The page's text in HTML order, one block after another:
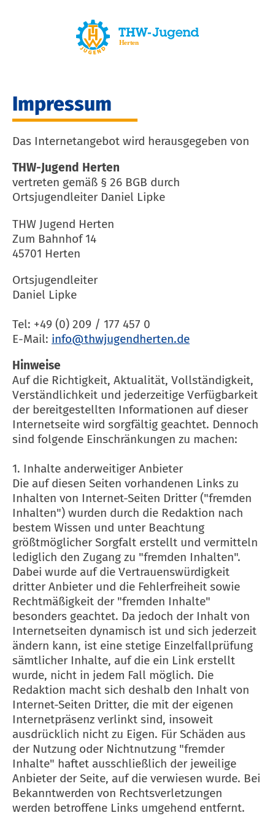
Impressum
Das Internetangebot wird herausgegeben von
THW-Jugend Herten
vertreten gemäß § 26 BGB durch
Ortsjugendleiter Daniel Lipke
THW Jugend Herten
Zum Bahnhof 14
45701 Herten
Ortsjugendleiter
Daniel Lipke
Tel: +49 (0) 209 / 177 457 0
E-Mail:
Hinweise
Auf die Richtigkeit, Aktualität, Vollständigkeit,
Verständlichkeit und jederzeitige Verfügbarkeit
der bereitgestellten Informationen auf dieser
Internetseite wird sorgfältig geachtet. Dennoch
sind folgende Einschränkungen zu machen:
1. Inhalte anderweitiger Anbieter
Die auf diesen Seiten vorhandenen Links zu
Inhalten von Internet-Seiten Dritter ("fremden
Inhalten") wurden durch die Redaktion nach
bestem Wissen und unter Beachtung
größtmöglicher Sorgfalt erstellt und vermitteln
lediglich den Zugang zu "fremden Inhalten".
Dabei wurde auf die Vertrauenswürdigkeit
dritter Anbieter und die Fehlerfreiheit sowie
Rechtmäßigkeit der "fremden Inhalte"
besonders geachtet. Da jedoch der Inhalt von
Internetseiten dynamisch ist und sich jederzeit
ändern kann, ist eine stetige Einzelfallprüfung
sämtlicher Inhalte, auf die ein Link erstellt
wurde, nicht in jedem Fall möglich. Die
Redaktion macht sich deshalb den Inhalt von
Internet-Seiten Dritter, die mit der eigenen
Internetpräsenz verlinkt sind, insoweit
ausdrücklich nicht zu Eigen. Für Schäden aus
der Nutzung oder Nichtnutzung "fremder
Inhalte" haftet ausschließlich der jeweilige
Anbieter der Seite, auf die verwiesen wurde. Bei
Bekanntwerden von Rechtsverletzungen
werden betroffene Links umgehend entfernt.